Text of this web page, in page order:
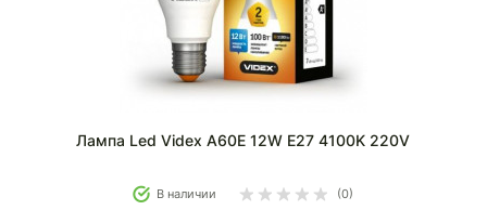
Лампа Led Videx A60E 12W E27 4100K 220V
В наличии (0)